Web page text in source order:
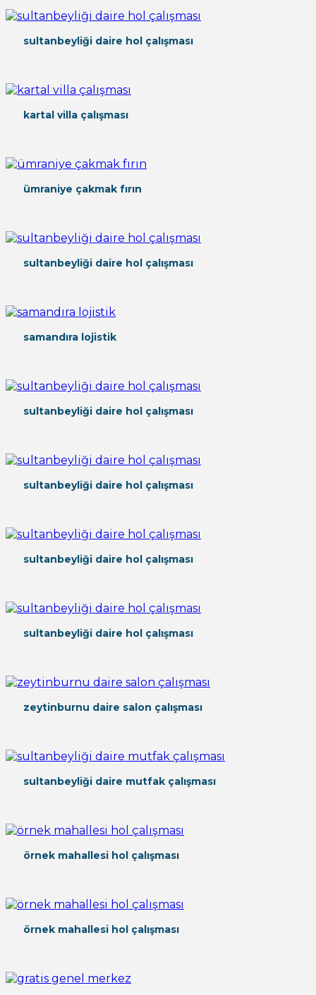
sultanbeyliği daire hol çalışması
kartal villa çalışması
ümraniye çakmak fırın
sultanbeyliği daire hol çalışması
samandıra lojistik
sultanbeyliği daire hol çalışması
sultanbeyliği daire hol çalışması
sultanbeyliği daire hol çalışması
sultanbeyliği daire hol çalışması
zeytinburnu daire salon çalışması
sultanbeyliği daire mutfak çalışması
örnek mahallesi hol çalışması
örnek mahallesi hol çalışması